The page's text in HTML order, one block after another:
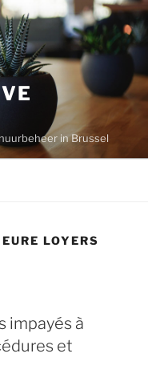
in Brussel
LOYERS
impayés à
et